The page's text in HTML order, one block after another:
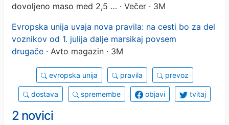
dovoljeno maso med 2,5 … · Večer · 3M
Evropska unija uvaja nova pravila: na cesti bo za del
voznikov od 1. julija dalje marsikaj povsem
drugače · Avto magazin · 3M
evropska unija pravila prevoz
dostava spremembe objavi tvitaj
2 novici